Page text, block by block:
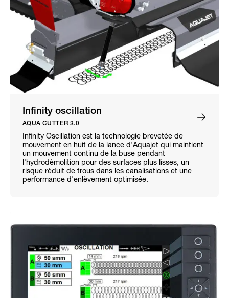
Infinity oscillation
AQUA CUTTER 3.0
Infinity Oscillation est la technologie brevetée de
mouvement en huit de la lance d'Aquajet qui maintient
un mouvement continu de la buse pendant
l'hydrodémolition pour des surfaces plus lisses, un
risque réduit de trous dans les canalisations et une
performance d'enlèvement optimisée.